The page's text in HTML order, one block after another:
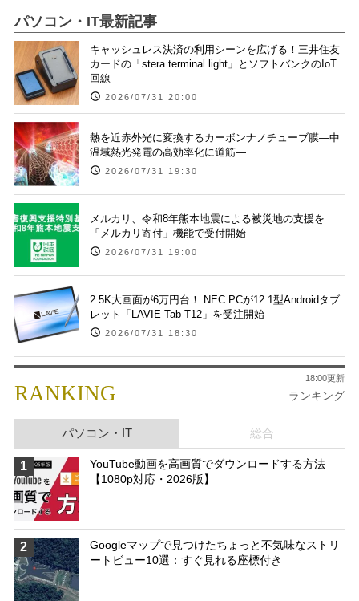
パソコン・IT最新記事
キャッシュレス決済の利用シーンを広げる！三井住友
カードの「stera terminal light」とソフトバンクのIoT
回線
2026/07/31 20:00
熱を近赤外光に変換するカーボンナノチューブ膜―中
温域熱光発電の高効率化に道筋―
2026/07/31 19:30
メルカリ、令和8年熊本地震による被災地の支援を
「メルカリ寄付」機能で受付開始
2026/07/31 19:00
2.5K大画面が6万円台！ NEC PCが12.1型Androidタブ
レット「LAVIE Tab T12」を受注開始
2026/07/31 18:30
RANKING ランキング
18:00更新
パソコン・IT 総合
1
YouTube動画を高画質でダウンロードする方法
【1080p対応・2026版】
2
Googleマップで見つけたちょっと不気味なストリ
ートビュー10選：すぐ見れる座標付き